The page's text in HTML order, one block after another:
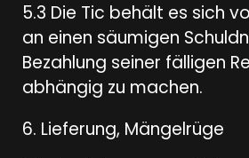
5.3 Die Tic behält es sich
an einen säumigen
Bezahlung seiner fälligen
abhängig zu machen.
6. Lieferung, Mängelrüge